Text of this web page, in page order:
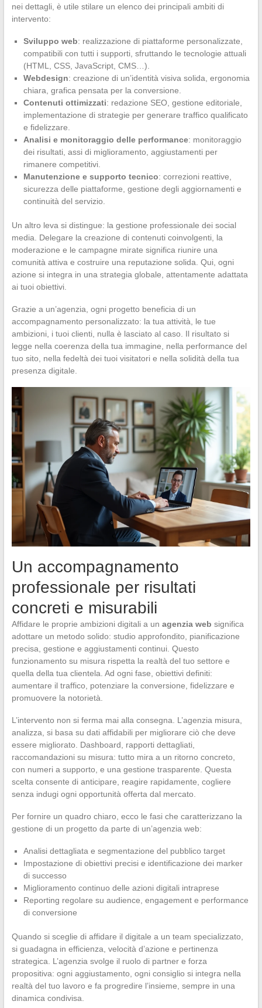
nei dettagli, è utile stilare un elenco dei principali ambiti di
intervento:
Sviluppo web: realizzazione di piattaforme personalizzate,
compatibili con tutti i supporti, sfruttando le tecnologie attuali
(HTML, CSS, JavaScript, CMS…).
Webdesign: creazione di un’identità visiva solida, ergonomia
chiara, grafica pensata per la conversione.
Contenuti ottimizzati: redazione SEO, gestione editoriale,
implementazione di strategie per generare traffico qualificato
e fidelizzare.
Analisi e monitoraggio delle performance: monitoraggio
dei risultati, assi di miglioramento, aggiustamenti per
rimanere competitivi.
Manutenzione e supporto tecnico: correzioni reattive,
sicurezza delle piattaforme, gestione degli aggiornamenti e
continuità del servizio.
Un altro leva si distingue: la gestione professionale dei social
media. Delegare la creazione di contenuti coinvolgenti, la
moderazione e le campagne mirate significa riunire una
comunità attiva e costruire una reputazione solida. Qui, ogni
azione si integra in una strategia globale, attentamente adattata
ai tuoi obiettivi.
Grazie a un’agenzia, ogni progetto beneficia di un
accompagnamento personalizzato: la tua attività, le tue
ambizioni, i tuoi clienti, nulla è lasciato al caso. Il risultato si
legge nella coerenza della tua immagine, nella performance del
tuo sito, nella fedeltà dei tuoi visitatori e nella solidità della tua
presenza digitale.
Un accompagnamento
professionale per risultati
concreti e misurabili
Affidare le proprie ambizioni digitali a un agenzia web significa
adottare un metodo solido: studio approfondito, pianificazione
precisa, gestione e aggiustamenti continui. Questo
funzionamento su misura rispetta la realtà del tuo settore e
quella della tua clientela. Ad ogni fase, obiettivi definiti:
aumentare il traffico, potenziare la conversione, fidelizzare e
promuovere la notorietà.
L’intervento non si ferma mai alla consegna. L’agenzia misura,
analizza, si basa su dati affidabili per migliorare ciò che deve
essere migliorato. Dashboard, rapporti dettagliati,
raccomandazioni su misura: tutto mira a un ritorno concreto,
con numeri a supporto, e una gestione trasparente. Questa
scelta consente di anticipare, reagire rapidamente, cogliere
senza indugi ogni opportunità offerta dal mercato.
Per fornire un quadro chiaro, ecco le fasi che caratterizzano la
gestione di un progetto da parte di un’agenzia web:
Analisi dettagliata e segmentazione del pubblico target
Impostazione di obiettivi precisi e identificazione dei marker
di successo
Miglioramento continuo delle azioni digitali intraprese
Reporting regolare su audience, engagement e performance
di conversione
Quando si sceglie di affidare il digitale a un team specializzato,
si guadagna in efficienza, velocità d’azione e pertinenza
strategica. L’agenzia svolge il ruolo di partner e forza
propositiva: ogni aggiustamento, ogni consiglio si integra nella
realtà del tuo lavoro e fa progredire l’insieme, sempre in una
dinamica condivisa.